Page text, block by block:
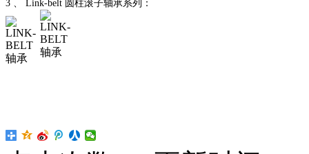
3 、 Link-belt 圆柱滚子轴承系列：